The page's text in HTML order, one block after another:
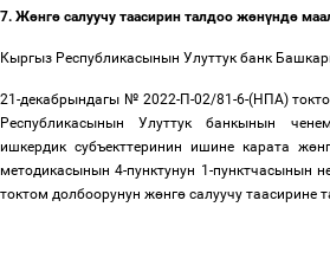
7. Жөнгө салуучу таасирин талдоо жөнүндө
Кыргыз Республикасынын Улуттук банк
21-декабрындагы № 2022-П-02/81-6-(НПА)
Республикасынын Улуттук банкынын
ишкердик субъекттеринин ишине карата жөнг
методикасынын 4-пунктунун 1-пунктчасынын
токтом долбоорунун жөнгө салуучу таасирине